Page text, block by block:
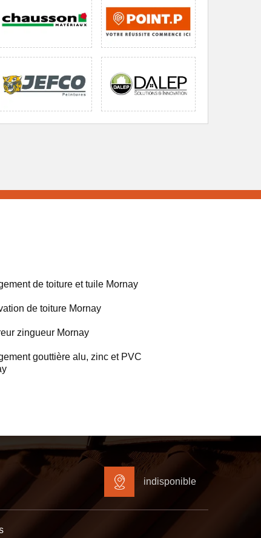
de toiture et tuile Mornay
de toiture Mornay
zingueur Mornay
gouttière alu, zinc et PVC
indisponible